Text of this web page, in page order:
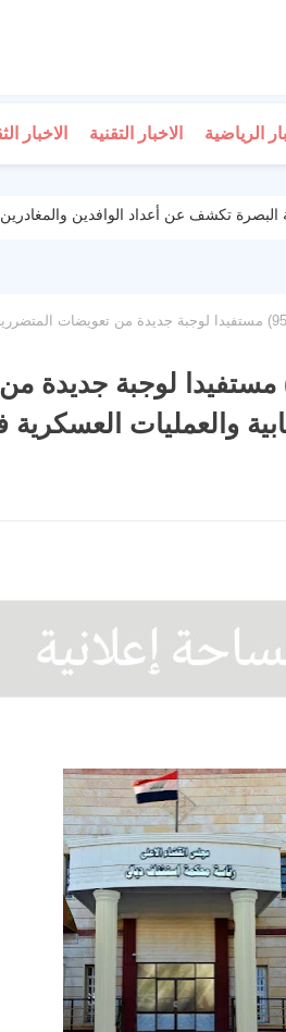
الرياضية الاخبار التقنية الاخبار
تكشف عن أعداد الوافدين
مجلس القضاء الاعلى: (957) مستفيدا لوجبة جديدة من تعويضات
القضاء الاعلى: (957) مستفيدا
والعمليات